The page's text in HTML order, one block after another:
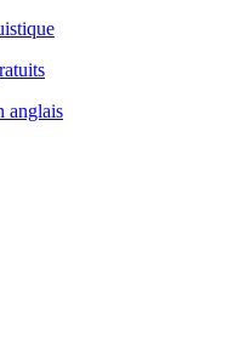
anglais